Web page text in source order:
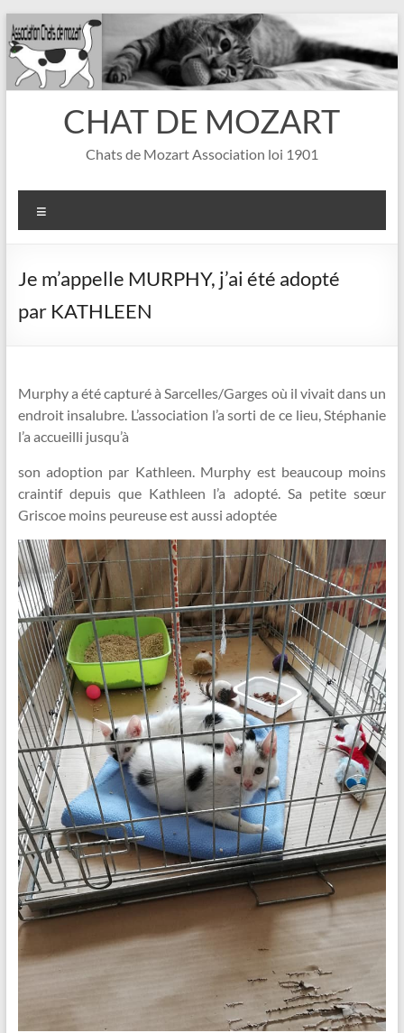
Aller
au
contenu
CHAT DE MOZART
Chats de Mozart Association loi 1901
Je m’appelle MURPHY, j’ai été adopté
par KATHLEEN
Murphy a été capturé à Sarcelles/Garges où il vivait dans un
endroit insalubre. L’association l’a sorti de ce lieu, Stéphanie
l’a accueilli jusqu’à
son adoption par Kathleen. Murphy est beaucoup moins
craintif depuis que Kathleen l’a adopté. Sa petite sœur
Griscoe moins peureuse est aussi adoptée